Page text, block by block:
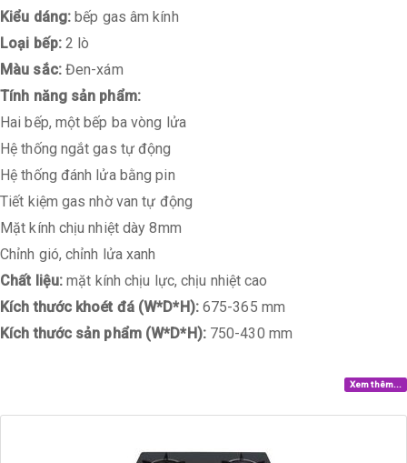
Kiểu dáng:bếp gas âm kính
Loại bếp: 2 lò
Màu sắc:Đen-xám
Tính năng sản phẩm:
Hai bếp, một bếp ba vòng lửa
Hệ thống ngắt gas tự động
Hệ thống đánh lửa bằng pin
Tiết kiệm gas nhờ van tự động
Mặt kính chịu nhiệt dày 8mm
Chỉnh gió, chỉnh lửa xanh
Chất liệu:mặt kính chịu lực, chịu nhiệt cao
Kích thước khoét đá (W*D*H): 675-365 mm
Kích thước sản phẩm (W*D*H): 750-430 mm
Xem thêm...